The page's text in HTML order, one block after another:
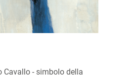
Cavallo - simbolo della